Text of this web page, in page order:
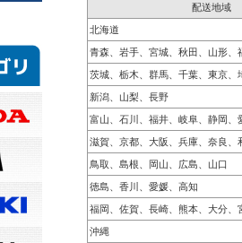
配送地域
北海道
青森、岩手、宮城、秋田、山形、
茨城、栃木、群馬、千葉、東京、
新潟、山梨、長野
富山、石川、福井、岐阜、静岡、
滋賀、京都、大阪、兵庫、奈良、
鳥取、島根、岡山、広島、山口
徳島、香川、愛媛、高知
福岡、佐賀、長崎、熊本、大分、
沖縄